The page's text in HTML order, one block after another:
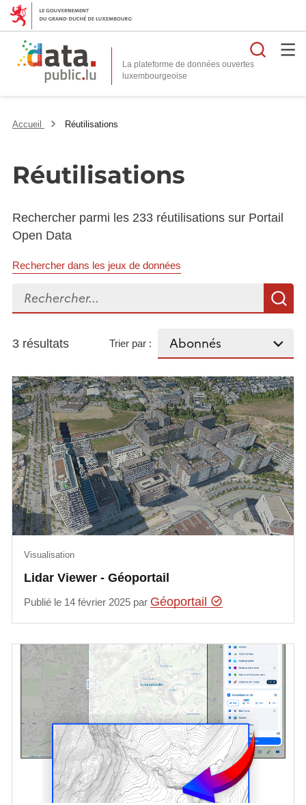
La plateforme de données ouvertes
Accueil Réutilisations
Réutilisations
Rechercher parmi les 233 réutilisations sur Portail
Open Data
Rechercher dans les jeux de données
Rechercher...
3 résultats Trier par :
Lidar Viewer - Géoportail
Visualisation
Publié le 14 février 2025 par Géoportail